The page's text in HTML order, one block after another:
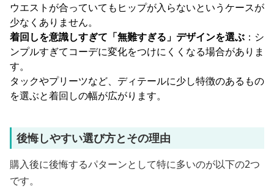
ウエストが合っていてもヒップが入らないというケースが
少なくありません。
着回しを意識しすぎて「無難すぎる」デザインを選ぶ ：シ
ンプルすぎてコーデに変化をつけにくくなる場合がありま
す。
タックやプリーツなど、ディテールに少し特徴のあるもの
を選ぶと着回しの幅が広がります。
後悔しやすい選び方とその理由
購入後に後悔するパターンとして特に多いのが以下の2つ
です。